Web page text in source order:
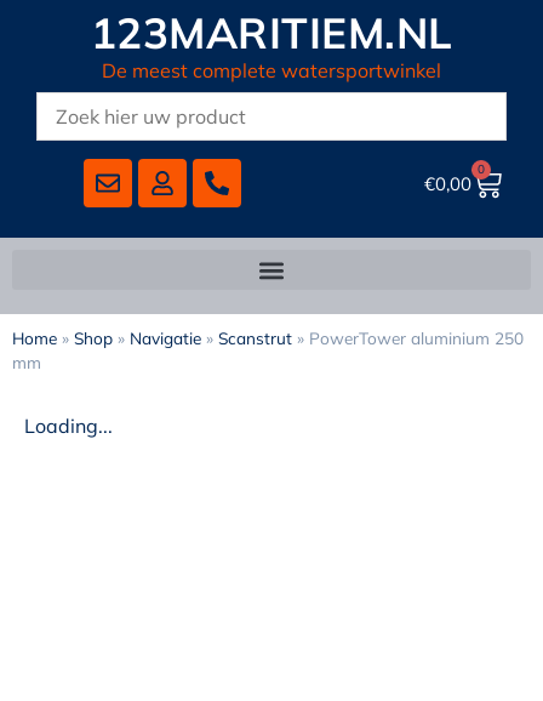
123MARITIEM.NL
De meest complete watersportwinkel
€0,00
0
Home » Shop » Navigatie » Scanstrut » PowerTower aluminium 250
mm
Loading...